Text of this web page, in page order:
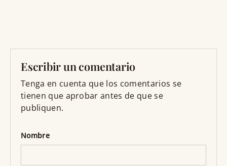
Escribir un comentario
Tenga en cuenta que los comentarios se
tienen que aprobar antes de que se
publiquen.
Nombre